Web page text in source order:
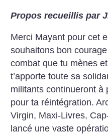
Propos recueillis par
Merci Mayant pour cet
souhaitons bon
combat que tu mènes
t’apporte toute sa
militants continueront à
pour ta réintégration.
Virgin, Maxi-Livres,
lancé une vaste